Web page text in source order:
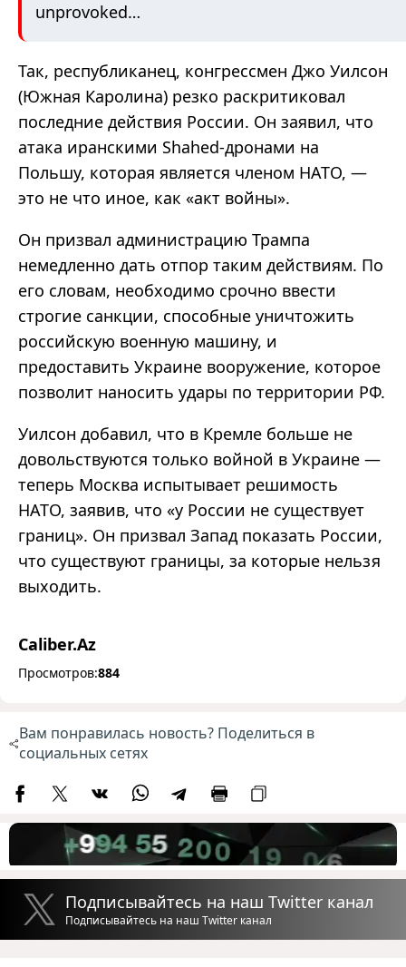
unprovoked…
Так, республиканец, конгрессмен Джо Уилсон
(Южная Каролина) резко раскритиковал
последние действия России. Он заявил, что
атака иранскими Shahed-дронами на
Польшу, которая является членом НАТО, —
это не что иное, как «акт войны».
Он призвал администрацию Трампа
немедленно дать отпор таким действиям. По
его словам, необходимо срочно ввести
строгие санкции, способные уничтожить
российскую военную машину, и
предоставить Украине вооружение, которое
позволит наносить удары по территории РФ.
Уилсон добавил, что в Кремле больше не
довольствуются только войной в Украине —
теперь Москва испытывает решимость
НАТО, заявив, что «у России не существует
границ». Он призвал Запад показать России,
что существуют границы, за которые нельзя
выходить.
Caliber.Az
Просмотров:884
Вам понравилась новость? Поделиться в
социальных сетях
Подписывайтесь на наш Twitter канал
Подписывайтесь на наш Twitter канал